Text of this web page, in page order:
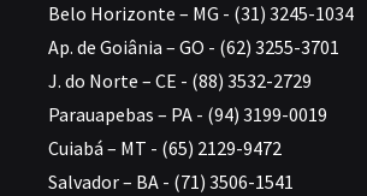
Belo Horizonte – MG - (31) 3245-1034
Ap. de Goiânia – GO - (62) 3255-3701
J. do Norte – CE - (88) 3532-2729
Parauapebas – PA - (94) 3199-0019
Cuiabá – MT - (65) 2129-9472
Salvador – BA - (71) 3506-1541